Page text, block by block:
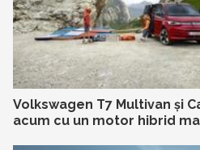
Volkswagen T7 Multivan și
acum cu un motor hibrid